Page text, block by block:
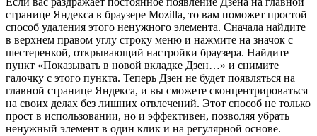
странице Яндекса в браузере Mozilla, то вам поможет простой
способ удаления этого ненужного элемента. Сначала найдите
в верхнем правом углу строку меню и нажмите на значок с
шестеренкой, открывающий настройки браузера. Найдите
пункт «Показывать в новой вкладке Дзен…» и снимите
галочку с этого пункта. Теперь Дзен не будет появляться на
главной странице Яндекса, и вы сможете сконцентрироваться
на своих делах без лишних отвлечений. Этот способ не только
прост в использовании, но и эффективен, позволяя убрать
ненужный элемент в один клик и на регулярной основе.